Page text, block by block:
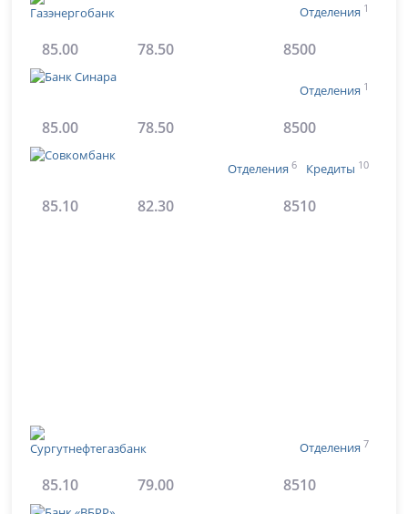
Отделения 1
85.00 78.50 8500
Отделения 1
85.00 78.50 8500
Отделения 6 Кредиты 10
85.10 82.30 8510
Отделения 7
85.10 79.00 8510